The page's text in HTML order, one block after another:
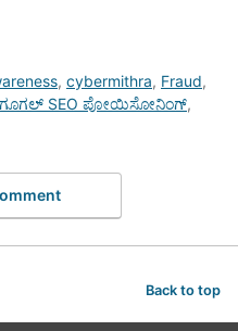
, cybermithra, Fraud,
ಗೂಗಲ್ SEO ಪೋಯಿಸೋನಿಂಗ್,
Back to top